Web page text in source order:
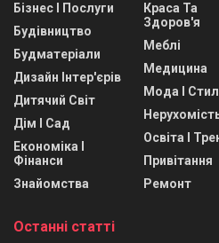
Бізнес І Послуги
Будівництво
Будматеріали
Дизайн Інтер'єрів
Дитячий Світ
Дім І Сад
Економіка І
Фінанси
Знайомства
Краса Та
Здоров'я
Меблі
Медицина
Мода І
Освіта І
Привітання
Ремонт
Останні статті